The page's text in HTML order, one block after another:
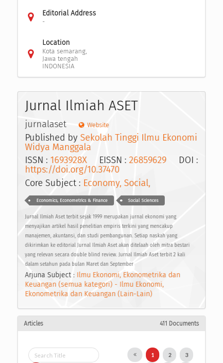
Editorial Address
-
Location
Kota semarang,
Jawa tengah
INDONESIA
Jurnal Ilmiah ASET
jurnalaset Website
Published by Sekolah Tinggi Ilmu Ekonomi
Widya Manggala
ISSN : 1693928XEISSN : 26859629 DOI :
https://doi.org/10.37470
Core Subject : Economy, Social,
Economics, Econometrics & Finance Social Sciences
Jurnal Ilmiah Aset terbit sejak 1999 merupakan jurnal ekonomi yang
menyajikan artikel hasil penelitian empiris terkini yang mencakup
manajemen, akuntansi, dan studi pembangunan. Setiap naskah yang
dikirimkan ke editorial Jurnal Ilmiah Aset akan ditelaah oleh mitra bestari
yang relevan secara double blind review. Jurnal Ilmiah Aset terbit 2 kali
dalam setahun pada bulan Maret dan September
Arjuna Subject : Ilmu Ekonomi, Ekonometrika dan
Keuangan (semua kategori) - Ilmu Ekonomi,
Ekonometrika dan Keuangan (Lain-Lain)
Articles 411 Documents
1 2 3